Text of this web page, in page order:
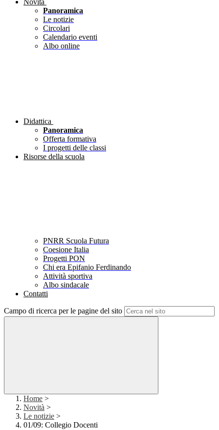
Novità
Panoramica
Le notizie
Circolari
Calendario eventi
Albo online
Didattica
Panoramica
Offerta formativa
I progetti delle classi
Risorse della scuola
PNRR Scuola Futura
Coesione Italia
Progetti PON
Chi era Epifanio Ferdinando
Attività sportiva
Albo sindacale
Contatti
Campo di ricerca per le pagine del sito
Home >
Novità >
Le notizie >
01/09: Collegio Docenti